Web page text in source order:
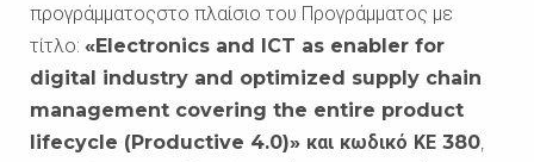
προγράμματοςστο πλαίσιο του Προγράμματος με
τίτλο: «Electronics and ICT as enabler for
digital industry and optimized supply chain
management covering the entire product
lifecycle (Productive 4.0)» και κωδικό ΚΕ 380,